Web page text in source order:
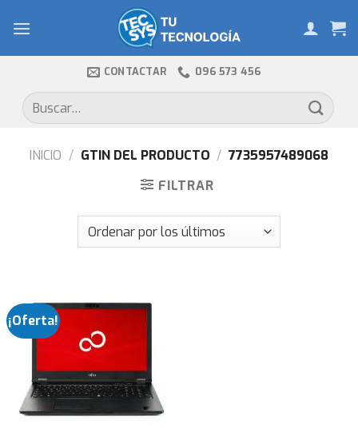
CONTACTAR 096 573 456
Buscar
por:
INICIO / GTIN DEL PRODUCTO / 7735957489068
FILTRAR
¡Oferta!